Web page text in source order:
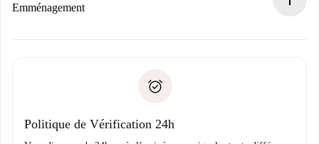
Si refusé : aucun prélèvement et nous vous proposerons
Justificatif de solvabilité
Emménagement
uniquement si aucun problème n'est signalé.
Politique de Vérification 24h